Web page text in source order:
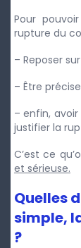
Pour
rupture du
– Reposer
– Être
– enfin,
justifier la
C’est ce
et sérieuse.
Quelles
simple,
?